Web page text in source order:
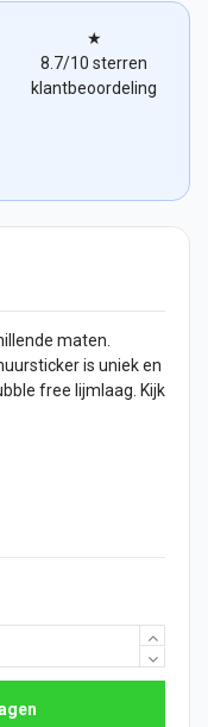
★
8.7/10 sterren
klantbeoordeling
maten.
is uniek en
free lijmlaag. Kijk